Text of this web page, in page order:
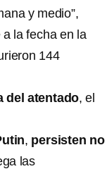
y medio”,
la fecha en la
144
del atentado, el
, persisten no
las